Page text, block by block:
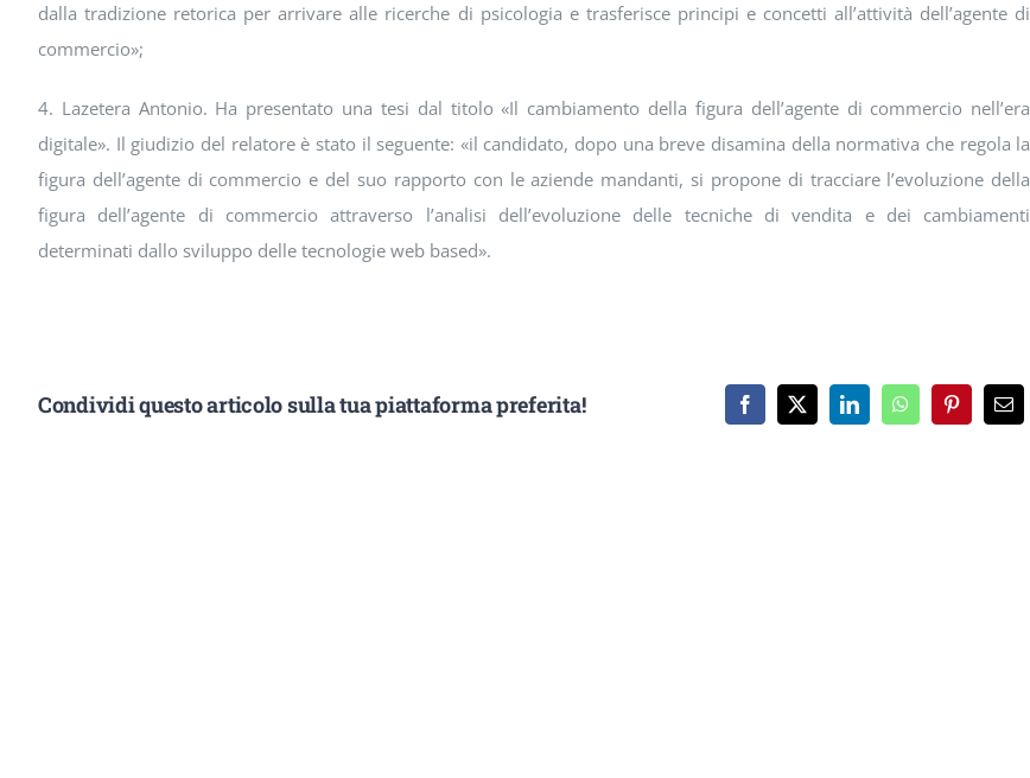
dalla tradizione retorica per arrivare alle ricerche di psicologia e trasferisce principi e concetti all’attività dell’agente di
commercio»;
4. Lazetera Antonio. Ha presentato una tesi dal titolo «Il cambiamento della figura dell’agente di commercio nell’era
digitale». Il giudizio del relatore è stato il seguente: «il candidato, dopo una breve disamina della normativa che regola la
figura dell’agente di commercio e del suo rapporto con le aziende mandanti, si propone di tracciare l’evoluzione della
figura dell’agente di commercio attraverso l’analisi dell’evoluzione delle tecniche di vendita e dei cambiamenti
determinati dallo sviluppo delle tecnologie web based».
Condividi questo articolo sulla tua piattaforma preferita!